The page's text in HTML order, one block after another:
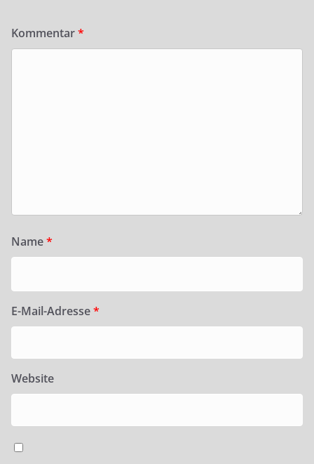
Kommentar*
Name*
E-Mail-Adresse*
Website